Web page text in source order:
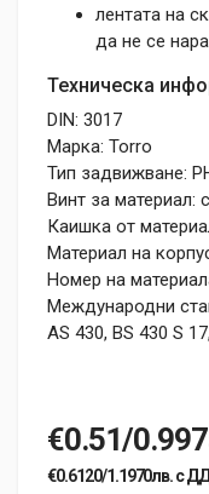
лентата на
да не се
Техническа
DIN: 3017
Марка: Torro
Тип задвижване:
Винт за материал:
Каишка от
Материал на
Номер на
Международни
AS 430, BS 430 S
€0.51/
€0.6120/1.1970лв. с